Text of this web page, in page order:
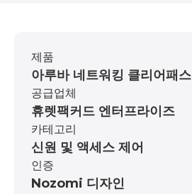
제품
아루바 네트워킹 클리어패스
공급업체
휴렛팩커드 엔터프라이즈
카테고리
신원 및 액세스 제어
인증
Nozomi 디자인